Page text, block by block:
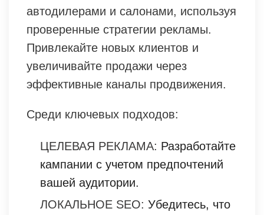
автодилерами и салонами, используя
проверенные стратегии рекламы.
Привлекайте новых клиентов и
увеличивайте продажи через
эффективные каналы продвижения.
Среди ключевых подходов:
ЦЕЛЕВАЯ РЕКЛАМА: Разработайте
кампании с учетом предпочтений
вашей аудитории.
ЛОКАЛЬНОЕ SEO: Убедитесь, что